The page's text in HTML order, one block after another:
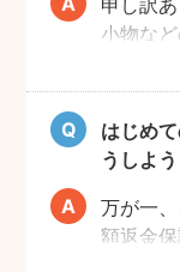
小物な
おりま
願いし
はじめ
うしよう
万が一
額返金